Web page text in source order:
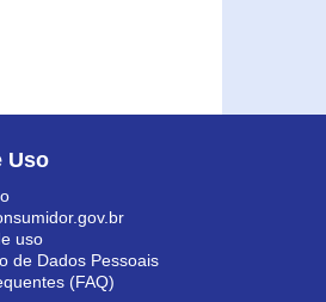
Uso
uso
de Dados Pessoais
(FAQ)